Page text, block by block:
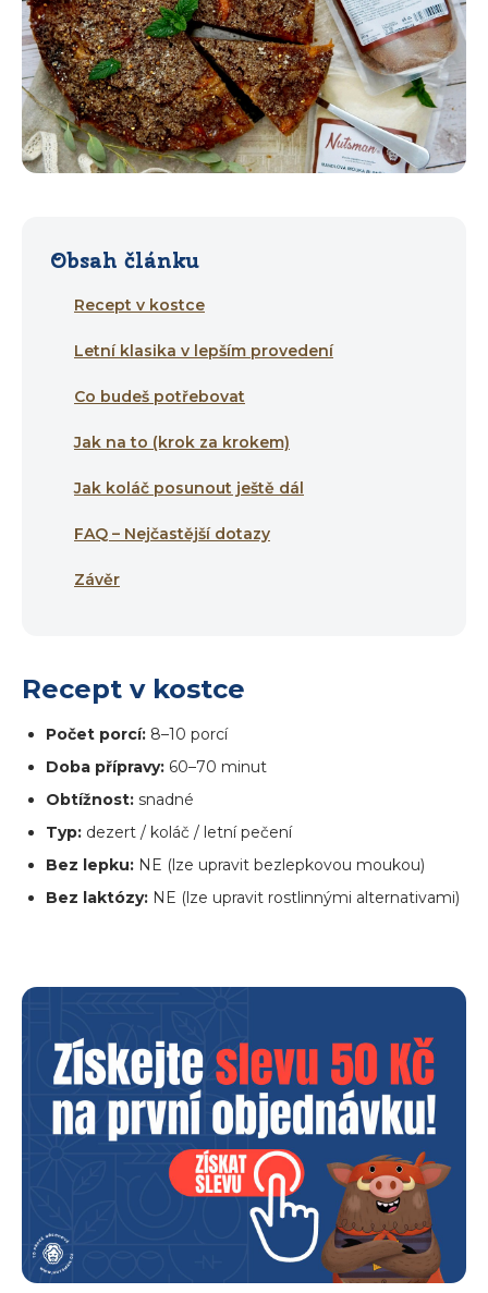
Obsah článku
Recept v kostce
Letní klasika v lepším provedení
Co budeš potřebovat
Jak na to (krok za krokem)
Jak koláč posunout ještě dál
FAQ – Nejčastější dotazy
Závěr
Recept v kostce
Počet porcí: 8–10 porcí
Doba přípravy: 60–70 minut
Obtížnost: snadné
Typ: dezert / koláč / letní pečení
Bez lepku: NE (lze upravit bezlepkovou moukou)
Bez laktózy: NE (lze upravit rostlinnými alternativami)